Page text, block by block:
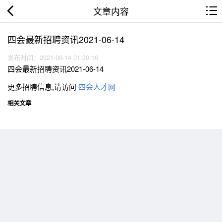
文章内容
四会最新招聘资讯2021-06-14
发布时间：2021-06-14 01:30:16
四会最新招聘资讯2021-06-14
更多招聘信息,请访问 四会人才网
相关文章